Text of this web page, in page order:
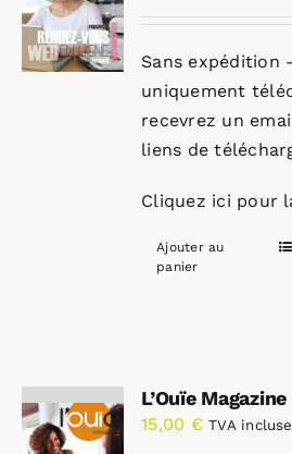
Sans expédition
uniquement
recevrez un
liens de
Cliquez ici pour
Ajouter au
panier
L’Ouïe
15,00 € TVA incluse